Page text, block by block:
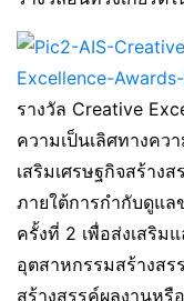
รางวัล Creative
ความเป็นเลิศทางคว
เสริมเศรษฐกิจสร้าง
ภายใต้การกำกับดูแ
ครั้งที่ 2 เพื่อส่งเสริม
อุตสาหกรรมสร้างส
สร้างสรรค์ผลงานห